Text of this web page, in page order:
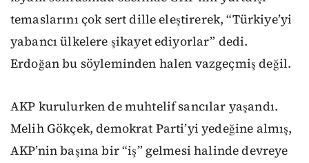
temaslarını çok sert dille eleştirerek, “Türkiye’yi
yabancı ülkelere şikayet ediyorlar” dedi.
Erdoğan bu söyleminden halen vazgeçmiş değil.
AKP kurulurken de muhtelif sancılar yaşandı.
Melih Gökçek, demokrat Parti’yi yedeğine almış,
AKP’nin başına bir “iş” gelmesi halinde devreye